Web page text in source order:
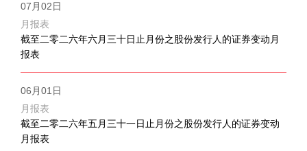
07月02日
月报表
截至二零二六年六月三十日止月份之股份发行人的证券变动月
报表
06月01日
月报表
截至二零二六年五月三十一日止月份之股份发行人的证券变动
月报表